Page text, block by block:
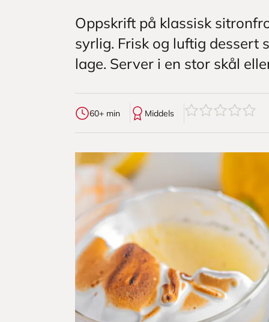
Oppskrift på klassisk
syrlig. Frisk og luftig dessert
lage. Server i en stor skål
60+ min Middels 0av5stjerner